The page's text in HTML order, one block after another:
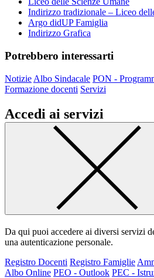
Indirizzo tradizionale – Liceo
Argo didUP Famiglia
Indirizzo Grafica
Potrebbero interessarti
Notizie Albo Sindacale PON -
Formazione docenti Servizi
Accedi ai servizi
Da qui puoi accedere ai diversi servizi
una autenticazione personale.
Registro Docenti Registro Famiglie
Albo Online PEO - Outlook PEC -